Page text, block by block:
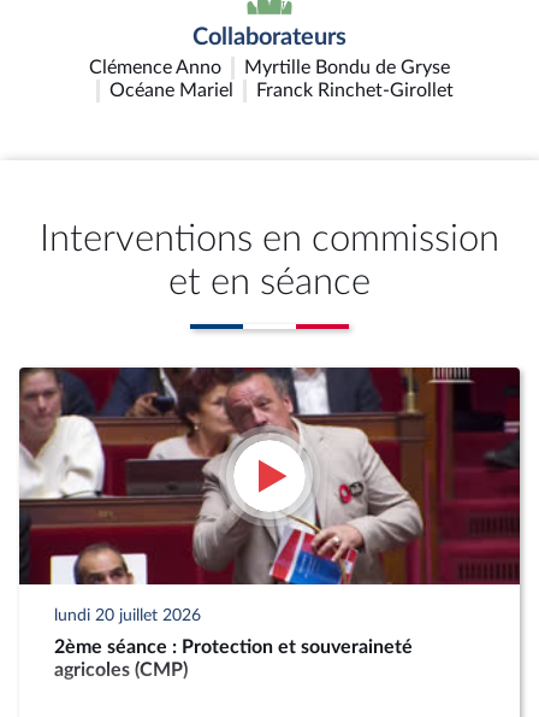
Collaborateurs
Clémence Anno
Myrtille Bondu de Gryse
Océane Mariel
Franck Rinchet-Girollet
Interventions en commission
et en séance
lundi 20 juillet 2026
2ème séance : Protection et souveraineté
agricoles (CMP)